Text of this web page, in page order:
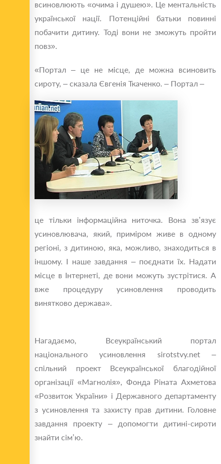
всиновлюють «очима і душею». Це ментальність
української нації. Потенційні батьки повинні
побачити дитину. Тоді вони не зможуть пройти
повз».
«Портал – це не місце, де можна всиновить
сироту, – сказала Євгенія Ткаченко. – Портал –
це тільки інформаційна ниточка. Вона зв’язує
усиновлювача, який, приміром живе в одному
регіоні, з дитиною, яка, можливо, знаходиться в
іншому. І наше завдання – поєднати їх. Надати
місце в Інтернеті, де вони можуть зустрітися. А
вже процедуру усиновлення проводить
винятково держава».
Нагадаємо, Всеукраїнський портал
національного усиновлення sirotstvy.net –
спільний проект Всеукраїнської благодійної
організації «Магнолія», Фонда Ріната Ахметова
«Розвиток України» і Державного департаменту
з усиновлення та захисту прав дитини. Головне
завдання проекту – допомогти дитині-сироти
знайти сім’ю.